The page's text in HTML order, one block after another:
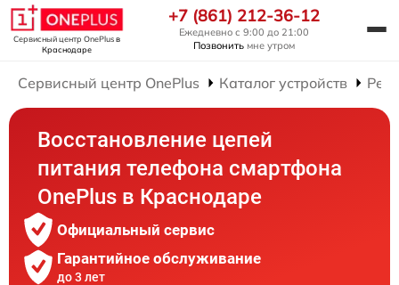
Сервисный центр OnePlusв
Краснодаре
+7 (861) 212-36-12
Ежедневно с 9:00 до 21:00
Позвонить мне утром
Сервисный центр OnePlus Каталог устройств
Восстановление цепей
питания телефона смартфона
OnePlus в Краснодаре
Официальный сервис
Гарантийное обслуживание
до 3 лет